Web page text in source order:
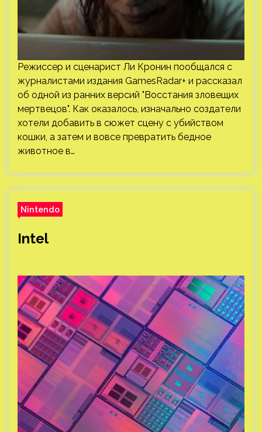
Режиссер и сценарист Ли Кронин пообщался с
журналистами издания GamesRadar+ и рассказал
об одной из ранних версий "Восстания зловещих
мертвецов". Как оказалось, изначально создатели
хотели добавить в сюжет сцену с убийством
кошки, а затем и вовсе превратить бедное
животное в…
Nintendo
Intel